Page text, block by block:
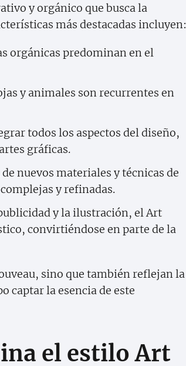
y orgánico que busca la
más destacadas incluyen:
orgánicas predominan en el
y animales son recurrentes en
todos los aspectos del diseño,
gráficas.
nuevos materiales y técnicas de
y refinadas.
y la ilustración, el Art
convirtiéndose en parte de la
sino que también reflejan la
captar la esencia de este
el estilo Art